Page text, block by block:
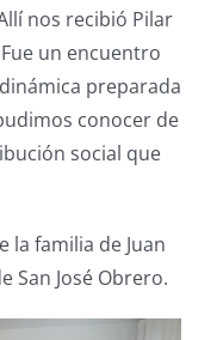
nos recibió Pilar
Fue un encuentro
preparada
mos conocer de
social que
la familia de Juan
San José Obrero.